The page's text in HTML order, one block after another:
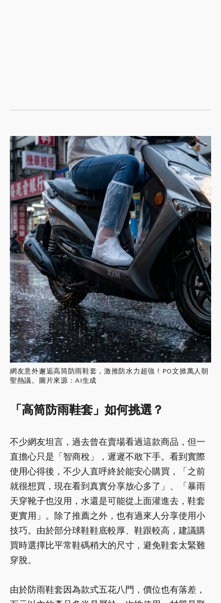
網友意外邂逅高筒防雨鞋套，激推防水力超強！PO文掀萬人朝
聖熱議。圖片來源：AI生成
「高筒防雨鞋套」如何挑選？
不少網友坦言，過去曾在賣場看過這款商品，但一
直擔心只是「智商稅」，遲遲不敢下手。看到實際
使用心得後，不少人直呼終於能安心購買，「之前
就很想買，現在看到真實分享放心多了」、「暴雨
天穿靴子也沒用，水還是可能從上面灌進去，鞋套
更實用」。除了推薦之外，也有過來人分享使用小
技巧。由於部分球鞋鞋底較厚、鞋跟較高，建議購
買時選擇比平常鞋碼稍大的尺寸，避免鞋套太緊難
穿脫。
由於防雨鞋套因為款式五花八門，價位也有落差，